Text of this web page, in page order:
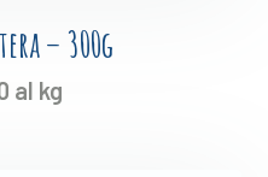
– 300g
al kg